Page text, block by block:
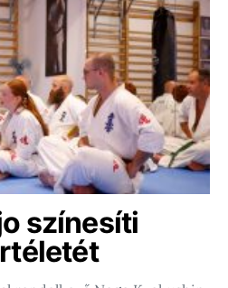
színesíti